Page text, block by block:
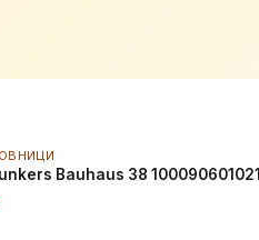
Bauhaus 38 100090601021